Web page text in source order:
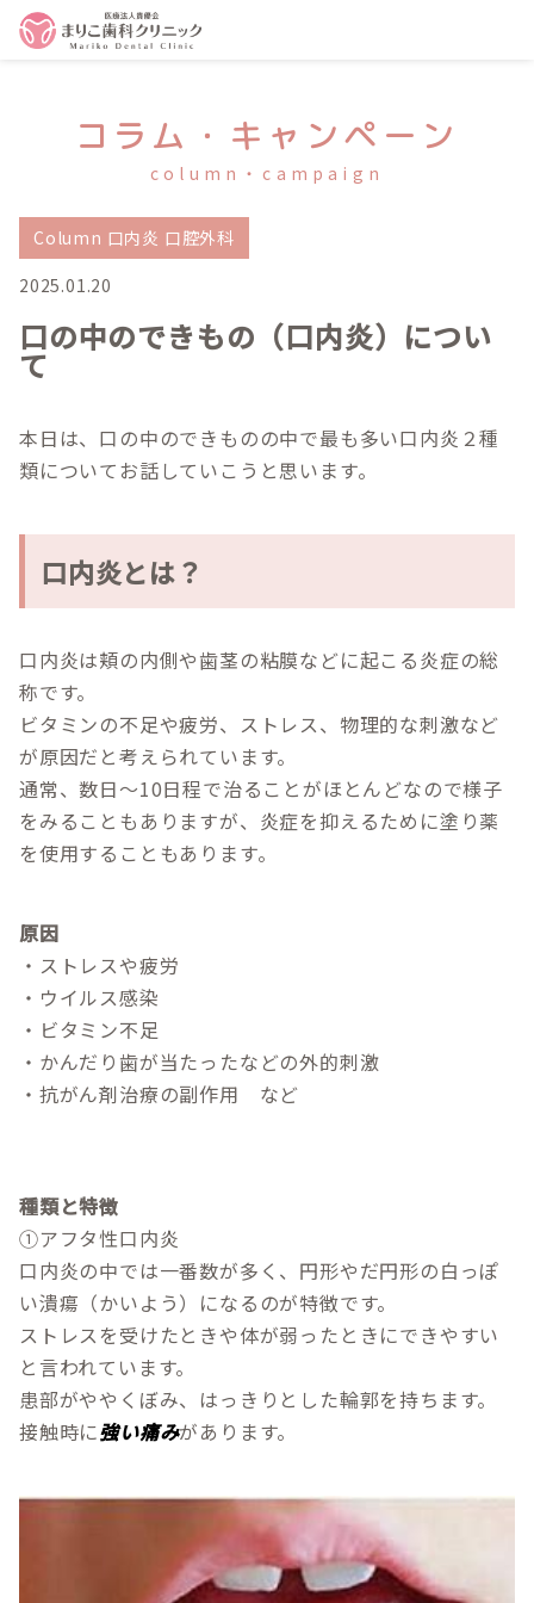
コラム・キャンペーン
column・campaign
Column 口内炎 口腔外科
2025.01.20
口の中のできもの（口内炎）につい
て
本日は、口の中のできものの中で最も多い口内炎２種
類についてお話していこうと思います。
口内炎とは？
口内炎は頬の内側や歯茎の粘膜などに起こる炎症の総
称です。
ビタミンの不足や疲労、ストレス、物理的な刺激など
が原因だと考えられています。
通常、数日～10日程で治ることがほとんどなので様子
をみることもありますが、炎症を抑えるために塗り薬
を使用することもあります。
原因
・ストレスや疲労
・ウイルス感染
・ビタミン不足
・かんだり歯が当たったなどの外的刺激
・抗がん剤治療の副作用 など
種類と特徴
①アフタ性口内炎
口内炎の中では一番数が多く、円形やだ円形の白っぽ
い潰瘍（かいよう）になるのが特徴です。
ストレスを受けたときや体が弱ったときにできやすい
と言われています。
患部がややくぼみ、はっきりとした輪郭を持ちます。
接触時に強い痛みがあります。